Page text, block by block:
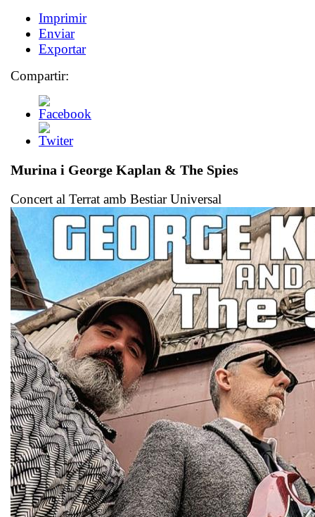
Imprimir
Enviar
Exportar
Compartir:
Murina i George Kaplan & The Spies
Concert al Terrat amb Bestiar Universal